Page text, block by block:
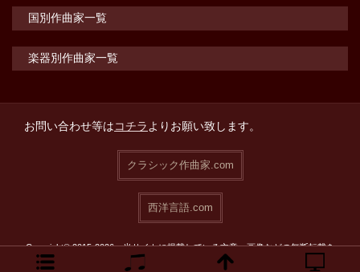
国別作曲家一覧
楽器別作曲家一覧
お問い合わせ等はコチラよりお願い致します。
クラシック作曲家.com
西洋言語.com
Copyright© 2015-2026 当サイトに掲載している文章・画像などの無断転載を